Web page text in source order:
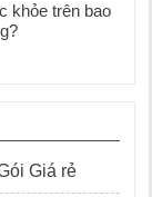
khỏe trên bao
Giá rẻ